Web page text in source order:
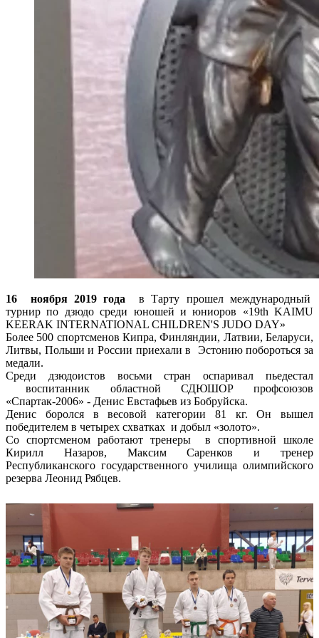
16 ноября 2019 года в Тарту прошел международный
турнир по дзюдо среди юношей и юниоров «19th KAIMU
KEERAK INTERNATIONAL CHILDREN'S JUDO DAY»
Более 500 спортсменов Кипра, Финляндии, Латвии, Беларуси,
Литвы, Польши и России приехали в Эстонию побороться за
медали.
Среди дзюдоистов восьми стран оспаривал пьедестал
воспитанник областной СДЮШОР профсоюзов
«Спартак-2006» - Денис Евстафьев из Бобруйска.
Денис боролся в весовой категории 81 кг. Он вышел
победителем в четырех схватках и добыл «золото».
Со спортсменом работают тренеры в спортивной школе
Кирилл Назаров, Максим Саренков и тренер
Республиканского государственного училища олимпийского
резерва Леонид Рябцев.